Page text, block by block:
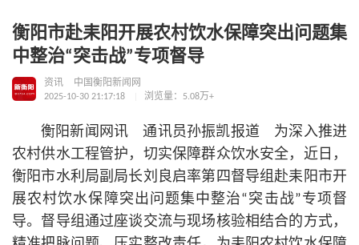
衡阳市赴耒阳开展农村饮水保障突出问题集
中整治“突击战”专项督导
资讯
中国衡阳新闻网
2025-10-30 21:17:18
浏览量：5.08万+
衡阳新闻网讯 通讯员孙振凯报道 为深入推进
农村供水工程管护，切实保障群众饮水安全，近日，
衡阳市水利局副局长刘良启率第四督导组赴耒阳市开
展农村饮水保障突出问题集中整治“突击战”专项督
导。督导组通过座谈交流与现场核验相结合的方式，